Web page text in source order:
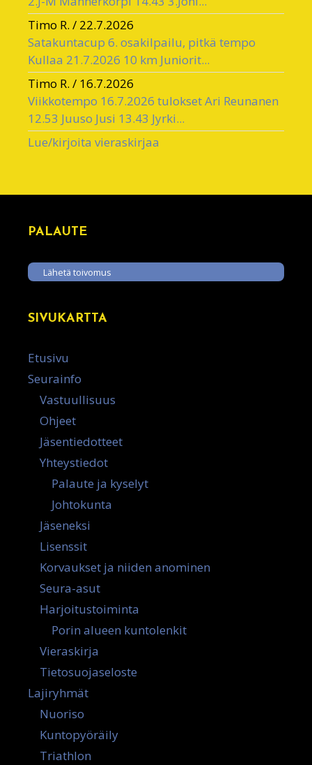
Timo R. / 22.7.2026
Satakuntacup 6. osakilpailu, pitkä tempo
Kullaa 21.7.2026 10 km Juniorit...
Timo R. / 16.7.2026
Viikkotempo 16.7.2026 tulokset Ari Reunanen
12.53 Juuso Jusi 13.43 Jyrki...
Lue/kirjoita vieraskirjaa
PALAUTE
Lähetä toivomus
SIVUKARTTA
Etusivu
Seurainfo
Vastuullisuus
Ohjeet
Jäsentiedotteet
Yhteystiedot
Palaute ja kyselyt
Johtokunta
Jäseneksi
Lisenssit
Korvaukset ja niiden anominen
Seura-asut
Harjoitustoiminta
Porin alueen kuntolenkit
Vieraskirja
Tietosuojaseloste
Lajiryhmät
Nuoriso
Kuntopyöräily
Triathlon